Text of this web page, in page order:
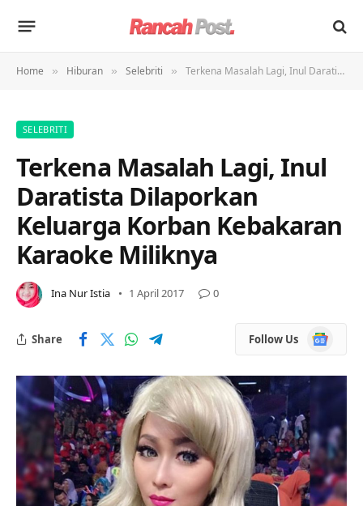
Home » Hiburan » Selebriti » Terkena Masalah Lagi, Inul Daratista Dilaporkan Keluarga Korban Kebakaran Karaoke Miliknya
SELEBRITI
Terkena Masalah Lagi, Inul
Daratista Dilaporkan
Keluarga Korban Kebakaran
Karaoke Miliknya
Ina Nur Istia 1 April 2017 0
Share Follow Us
Google
News